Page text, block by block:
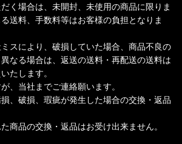
く場合は、未開封、未使用の商品に限りま
送料、手数料等はお客様の負担となりま
スにより、破損していた場合、商品不良の
なる場合は、返送の送料・再配送の送料は
たします。
、当社までご連絡願います。
、破損、瑕疵が発生した場合の交換・返品
商品の交換・返品はお受け出来ません。